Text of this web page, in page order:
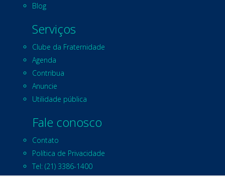
Blog
Serviços
Clube da Fraternidade
Agenda
Contribua
Anuncie
Utilidade pública
Fale conosco
Contato
Política de Privacidade
Tel: (21) 3386-1400